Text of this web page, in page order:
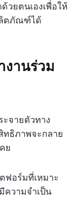
วยตนเองเพื่อให้
ลิตภัณฑ์ได้
งานร่วม
จายตัวทาง
ทธิภาพจะกลาย
ย
ฟอร์มที่เหมาะ
ความจำเป็น